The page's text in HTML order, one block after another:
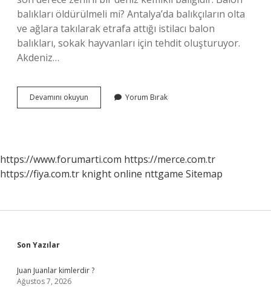
balıkları öldürülmeli mi? Antalya’da balıkçıların olta
ve ağlara takılarak etrafa attığı istilacı balon
balıkları, sokak hayvanları için tehdit oluşturuyor.
Akdeniz…
Devamını okuyun
Balığı
Yorum Bırak
https://www.forumarti.com https://merce.com.tr
https://fiya.com.tr knight online nttgame Sitemap
Sidebar
Son Yazılar
Juan Juanlar kimlerdir ?
Ağustos 7, 2026